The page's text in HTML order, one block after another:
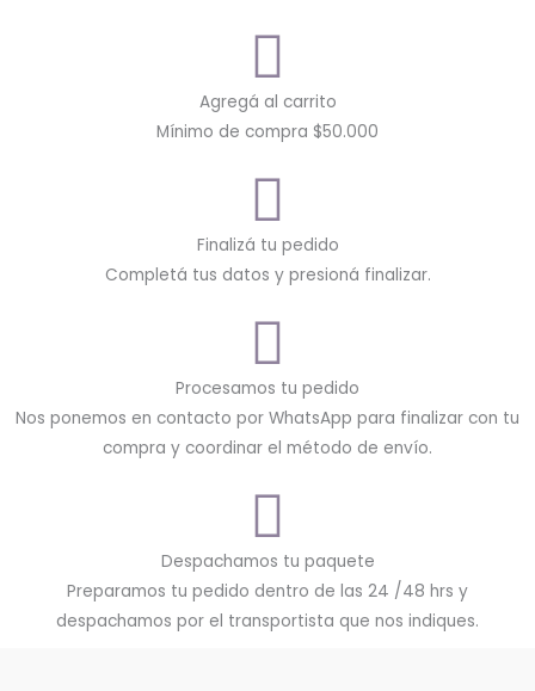
Agregá al carrito
Mínimo de compra $50.000
Finalizá tu pedido
Completá tus datos y presioná finalizar.
Procesamos tu pedido
Nos ponemos en contacto por WhatsApp para finalizar con tu
compra y coordinar el método de envío.
Despachamos tu paquete
Preparamos tu pedido dentro de las 24 /48 hrs y
despachamos por el transportista que nos indiques.